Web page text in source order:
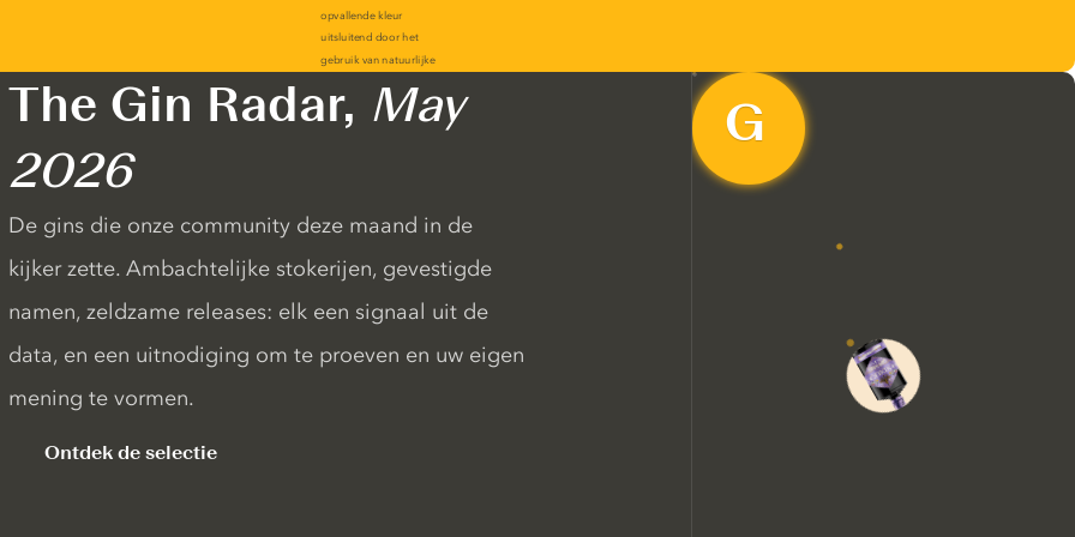
The Gin Radar, May
2026
De gins die onze community deze maand in de
kijker zette. Ambachtelijke stokerijen, gevestigde
namen, zeldzame releases: elk een signaal uit de
data, en een uitnodiging om te proeven en uw eigen
mening te vormen.
Ontdek de selectie